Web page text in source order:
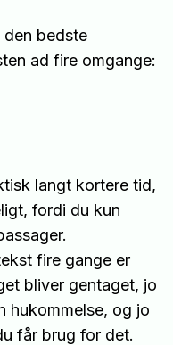
bedste
ad fire omgange:
langt kortere tid,
fordi du kun
fire gange er
bliver gentaget, jo
hukommelse, og jo
får brug for det.